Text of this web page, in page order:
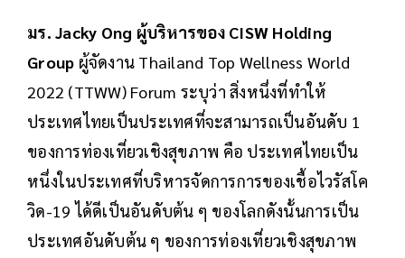
มร. Jacky Ong ผู้บริหารของ CISW Holding
Group ผู้จัดงาน Thailand Top Wellness World
2022 (TTWW) Forum ระบุว่า สิ่งหนึ่งที่ทำให้
ประเทศไทยเป็นประเทศที่จะสามารถเป็นอันดับ 1
ของการท่องเที่ยวเชิงสุขภาพ คือ ประเทศไทยเป็น
หนึ่งในประเทศที่บริหารจัดการการของเชื้อไวรัสโค
วิด-19 ได้ดีเป็นอันดับต้น ๆ ของโลกดังนั้นการเป็น
ประเทศอันดับต้น ๆ ของการท่องเที่ยวเชิงสุขภาพ